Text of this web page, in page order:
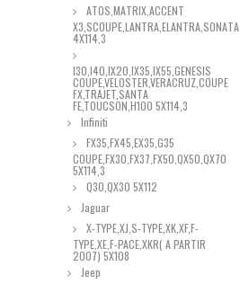
ATOS,MATRIX,ACCENT
X3,SCOUPE,LANTRA,ELANTRA,SONATA
4X114,3
I30,I40,IX20,IX35,IX55,GENESIS
COUPE,VELOSTER,VERACRUZ,COUPE
FX,TRAJET,SANTA
FE,TOUCSON,H100 5X114,3
Infiniti
FX35,FX45,EX35,G35
COUPE,FX30,FX37,FX50,QX50,QX70
5X114,3
Q30,QX30 5X112
Jaguar
X-TYPE,XJ,S-TYPE,XK,XF,F-
TYPE,XE,F-PACE,XKR( A PARTIR
2007) 5X108
Jeep